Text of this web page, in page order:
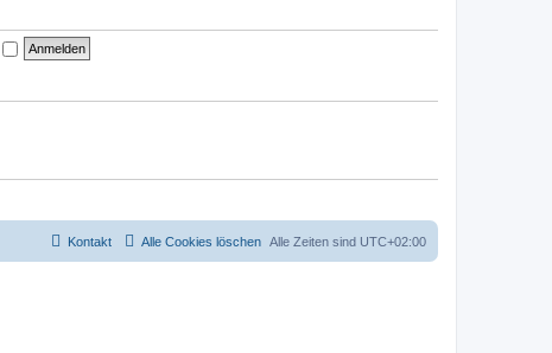
i
Alle Zeiten sind UTC+02:00
Alle Cookies löschen
Kontakt